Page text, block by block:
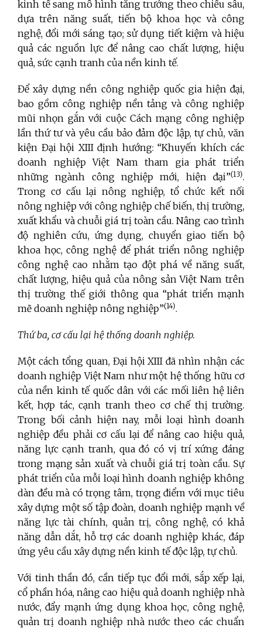
kinh tế sang mô hình tăng trưởng theo chiều sâu,
dựa trên năng suất, tiến bộ khoa học và công
nghệ, đổi mới sáng tạo; sử dụng tiết kiệm và hiệu
quả các nguồn lực để nâng cao chất lượng, hiệu
quả, sức cạnh tranh của nền kinh tế.
Để xây dựng nền công nghiệp quốc gia hiện đại,
bao gồm công nghiệp nền tảng và công nghiệp
mũi nhọn gắn với cuộc Cách mạng công nghiệp
lần thứ tư và yêu cầu bảo đảm độc lập, tự chủ, văn
kiện Đại hội XIII định hướng: “Khuyến khích các
doanh nghiệp Việt Nam tham gia phát triển
những ngành công nghiệp mới, hiện đại”(13).
Trong cơ cấu lại nông nghiệp, tổ chức kết nối
nông nghiệp với công nghiệp chế biến, thị trường,
xuất khẩu và chuỗi giá trị toàn cầu. Nâng cao trình
độ nghiên cứu, ứng dụng, chuyển giao tiến bộ
khoa học, công nghệ để phát triển nông nghiệp
công nghệ cao nhằm tạo đột phá về năng suất,
chất lượng, hiệu quả của nông sản Việt Nam trên
thị trường thế giới thông qua “phát triển mạnh
mẽ doanh nghiệp nông nghiệp”(14).
Thứ ba, cơ cấu lại hệ thống doanh nghiệp.
Một cách tổng quan, Đại hội XIII đã nhìn nhận các
doanh nghiệp Việt Nam như một hệ thống hữu cơ
của nền kinh tế quốc dân với các mối liên hệ liên
kết, hợp tác, cạnh tranh theo cơ chế thị trường.
Trong bối cảnh hiện nay, mỗi loại hình doanh
nghiệp đều phải cơ cấu lại để nâng cao hiệu quả,
năng lực cạnh tranh, qua đó có vị trí xứng đáng
trong mạng sản xuất và chuỗi giá trị toàn cầu. Sự
phát triển của mỗi loại hình doanh nghiệp không
dàn đều mà có trọng tâm, trọng điểm với mục tiêu
xây dựng một số tập đoàn, doanh nghiệp mạnh về
năng lực tài chính, quản trị, công nghệ, có khả
năng dẫn dắt, hỗ trợ các doanh nghiệp khác, đáp
ứng yêu cầu xây dựng nền kinh tế độc lập, tự chủ.
Với tinh thần đó, cần tiếp tục đổi mới, sắp xếp lại,
cổ phần hóa, nâng cao hiệu quả doanh nghiệp nhà
nước, đẩy mạnh ứng dụng khoa học, công nghệ,
quản trị doanh nghiệp nhà nước theo các chuẩn